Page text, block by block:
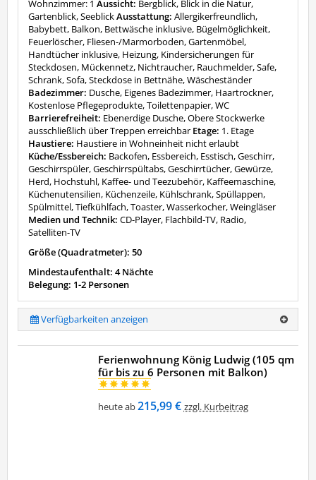
Wohnzimmer: 1 Aussicht: Bergblick, Blick in die Natur,
Gartenblick, SeeblickAusstattung: Allergikerfreundlich,
Babybett, Balkon, Bettwäsche inklusive, Bügelmöglichkeit,
Feuerlöscher, Fliesen-/Marmorboden, Gartenmöbel,
Handtücher inklusive, Heizung, Kindersicherungen für
Steckdosen, Mückennetz, Nichtraucher, Rauchmelder, Safe,
Schrank, Sofa, Steckdose in Bettnähe, Wäscheständer
Badezimmer: Dusche, Eigenes Badezimmer, Haartrockner,
Kostenlose Pflegeprodukte, Toilettenpapier, WC
Barrierefreiheit: Ebenerdige Dusche, Obere Stockwerke
ausschließlich über Treppen erreichbar Etage: 1. Etage
Haustiere: Haustiere in Wohneinheit nicht erlaubt
Küche/Essbereich: Backofen, Essbereich, Esstisch, Geschirr,
Geschirrspüler, Geschirrspültabs, Geschirrtücher, Gewürze,
Herd, Hochstuhl, Kaffee- und Teezubehör, Kaffeemaschine,
Küchenutensilien, Küchenzeile, Kühlschrank, Spüllappen,
Spülmittel, Tiefkühlfach, Toaster, Wasserkocher, Weingläser
Medien und Technik: CD-Player, Flachbild-TV, Radio,
Satelliten-TV
Größe (Quadratmeter): 50
Mindestaufenthalt: 4 Nächte
Belegung: 1-2 Personen
Verfügbarkeiten anzeigen
Ferienwohnung König Ludwig (105 qm
für bis zu 6 Personen mit Balkon)
heute ab215,99 € zzgl. Kurbeitrag